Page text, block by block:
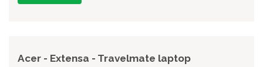
Acer - Extensa - Travelmate laptop